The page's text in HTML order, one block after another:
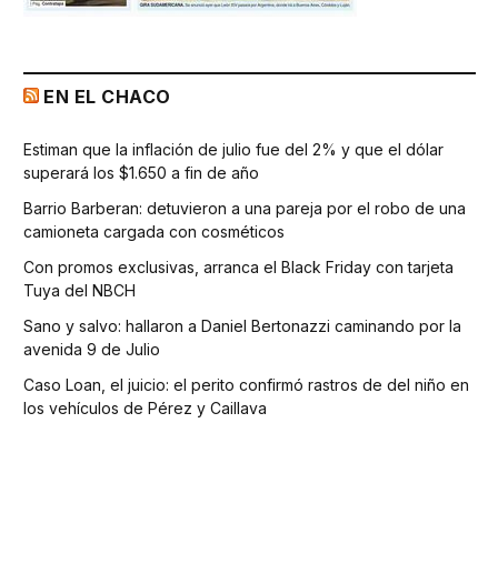
EN EL CHACO
Estiman que la inflación de julio fue del 2% y que el dólar
superará los $1.650 a fin de año
Barrio Barberan: detuvieron a una pareja por el robo de una
camioneta cargada con cosméticos
Con promos exclusivas, arranca el Black Friday con tarjeta
Tuya del NBCH
Sano y salvo: hallaron a Daniel Bertonazzi caminando por la
avenida 9 de Julio
Caso Loan, el juicio: el perito confirmó rastros de del niño en
los vehículos de Pérez y Caillava